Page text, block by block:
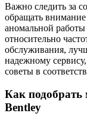
Важно следить за
обращать
аномальной
относительно
обслуживания,
надежному
советы в
Как подобрать
Bentley